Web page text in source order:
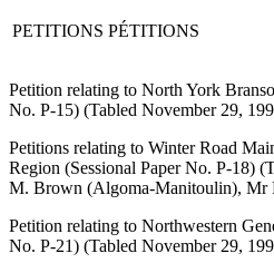
PETITIONS PÉTITIONS
Petition relating to North York
No. P-15) (Tabled November 29,
Petitions relating to Winter Road
Region (Sessional Paper No. P-18)
M. Brown (Algoma-Manitoulin), Mr
Petition relating to Northwestern
No. P-21) (Tabled November 29,